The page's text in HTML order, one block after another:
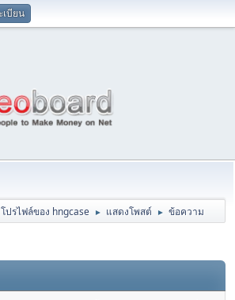
เบียน
โปรไฟล์ของ hngcase ► แสดงโพสต์ ► ข้อความ